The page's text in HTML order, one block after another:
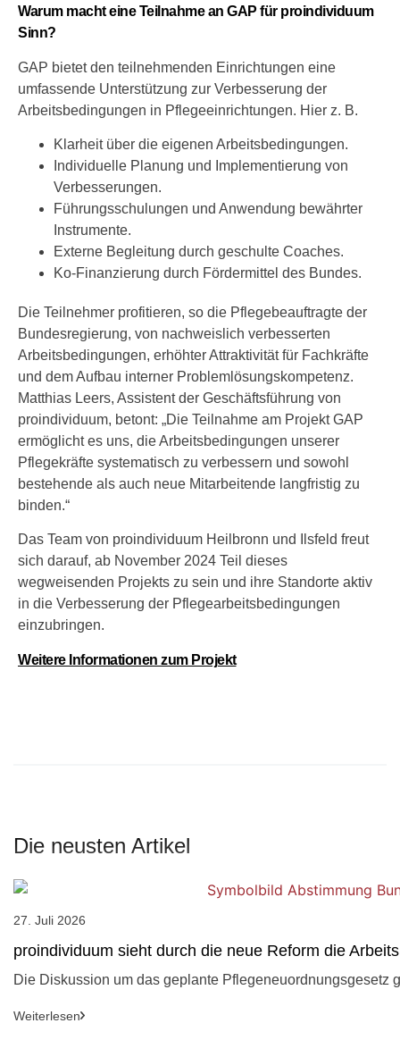
Warum macht eine Teilnahme an GAP für proindividuum
Sinn?
GAP bietet den teilnehmenden Einrichtungen eine
umfassende Unterstützung zur Verbesserung der
Arbeitsbedingungen in Pflegeeinrichtungen. Hier z. B.
Klarheit über die eigenen Arbeitsbedingungen.
Individuelle Planung und Implementierung von
Verbesserungen.
Führungsschulungen und Anwendung bewährter
Instrumente.
Externe Begleitung durch geschulte Coaches.
Ko-Finanzierung durch Fördermittel des Bundes.
Die Teilnehmer profitieren, so die Pflegebeauftragte der
Bundesregierung, von nachweislich verbesserten
Arbeitsbedingungen, erhöhter Attraktivität für Fachkräfte
und dem Aufbau interner Problemlösungskompetenz.
Matthias Leers, Assistent der Geschäftsführung von
proindividuum, betont: „Die Teilnahme am Projekt GAP
ermöglicht es uns, die Arbeitsbedingungen unserer
Pflegekräfte systematisch zu verbessern und sowohl
bestehende als auch neue Mitarbeitende langfristig zu
binden.“
Das Team von proindividuum Heilbronn und Ilsfeld freut
sich darauf, ab November 2024 Teil dieses
wegweisenden Projekts zu sein und ihre Standorte aktiv
in die Verbesserung der Pflegearbeitsbedingungen
einzubringen.
Weitere Informationen zum Projekt
Die neusten Artikel
27. Juli 2026
proindividuum sieht durch die neue Reform die
Die Diskussion um das geplante Pflegeneuordnungsgesetz
Weiterlesen